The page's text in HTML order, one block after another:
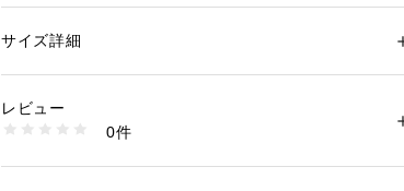
性別：メンズ
生産国：CHINA
1088400000735
サイズ詳細
レビュー
0件